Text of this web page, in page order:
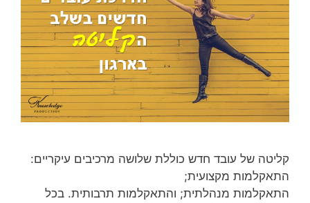
קליטה של עובד חדש כוללת שלושה מרכיבים עיקריים:
התאקלמות מקצועית;
התאקלמות מנהלתית; והתאקלמות תרבותית. בכל